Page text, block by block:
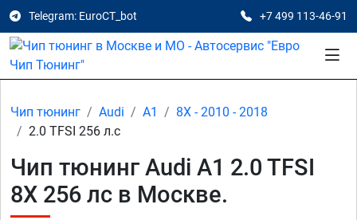
Telegram: EuroCT_bot +7 499 113-46-91
Чип тюнинг Audi A1
8X - 2010 - 2018
2.0 TFSI 256 л.с
Чип тюнинг Audi A1 2.0 TFSI
8X 256 лс в Москве.